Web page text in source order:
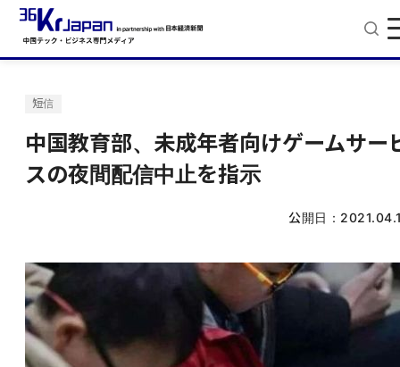
短信
中国教育部、未成年者向けゲームサー
スの夜間配信中止を指示
公開日：